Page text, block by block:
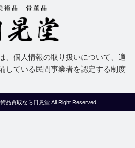
、個人情報の取り扱いについて、適
している民間事業者を認定する制度
品買取なら日晃堂 All Right Reserved.